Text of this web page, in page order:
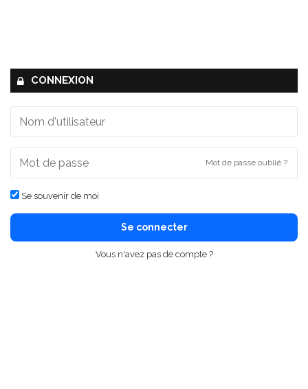
CONNEXION
Mot de passe oublié ?
Se souvenir de moi
Se connecter
Vous n'avez pas de compte ?